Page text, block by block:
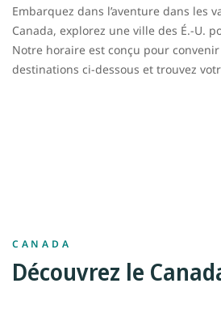
Embarquez dans l’aventure dans les
Canada, explorez une ville des É.-U.
Notre horaire est conçu pour
destinations ci-dessous et trouvez
CANADA
Découvrez le